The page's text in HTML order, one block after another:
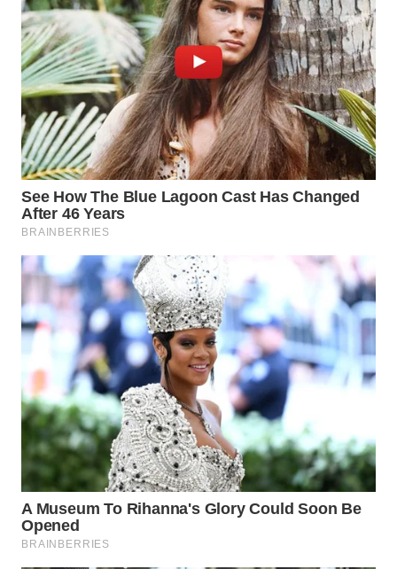
WN
MALUT
WN
DAIRI
WN
DANAU
TOBA
NIAS
WN
LANGKAT
WN
TAPANULI
SELATAN
WN
TANJUNG
LESUNG
WN